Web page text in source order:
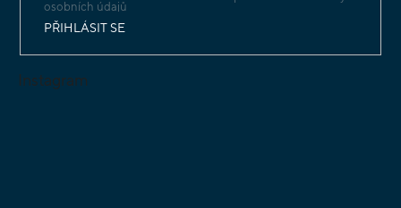
osobních údajů
PŘIHLÁSIT SE
Instagram